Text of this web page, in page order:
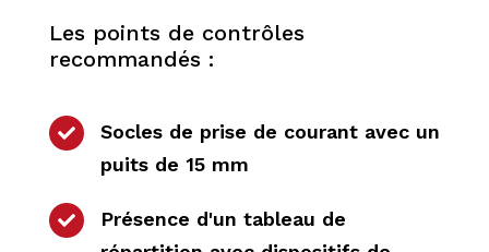
Les points de contrôles
recommandés :

Socles de prise de courant avec un
puits de 15 mm

Présence d'un tableau de